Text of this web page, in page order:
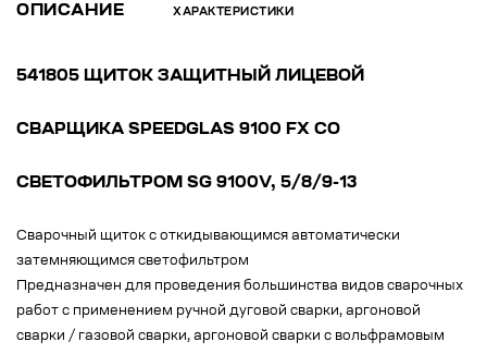
ОПИСАНИЕ ХАРАКТЕРИСТИКИ
541805 ЩИТОК ЗАЩИТНЫЙ ЛИЦЕВОЙ
СВАРЩИКА SPEEDGLAS 9100 FX СО
СВЕТОФИЛЬТРОМ SG 9100V, 5/8/9-13
Сварочный щиток с откидывающимся автоматически
затемняющимся светофильтром
Предназначен для проведения большинства видов сварочных
работ с применением ручной дуговой сварки, аргоновой
сварки / газовой сварки, аргоновой сварки с вольфрамовым